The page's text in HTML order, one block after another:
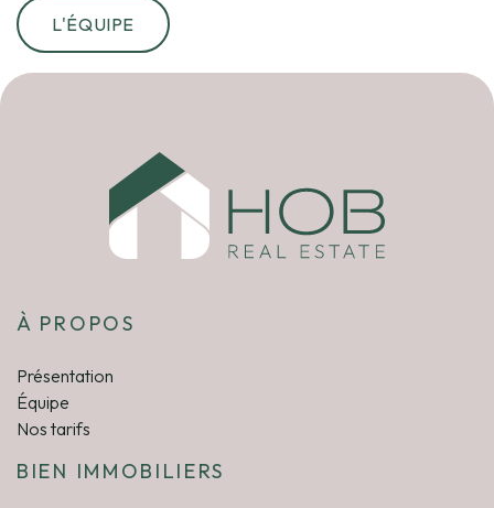
L'ÉQUIPE
À PROPOS
Présentation
Équipe
Nos tarifs
BIEN IMMOBILIERS